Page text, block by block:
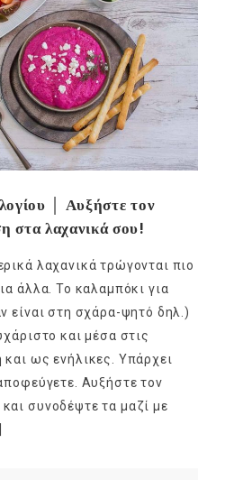
│ Αυξήστε τον
στα λαχανικά σου!
λαχανικά τρώγονται πιο
άλλα. Το καλαμπόκι για
είναι στη σχάρα-ψητό δηλ.)
και μέσα στις
ως ενήλικες. Υπάρχει
Αυξήστε τον
συνοδέψτε τα μαζί με